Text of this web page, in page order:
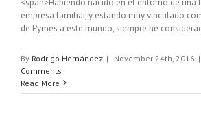
empresa familiar, y estando muy vinculado
de Pymes a este mundo, siempre he
By Rodrigo Hernández | November 24th, 2016 |
Comments
Read More